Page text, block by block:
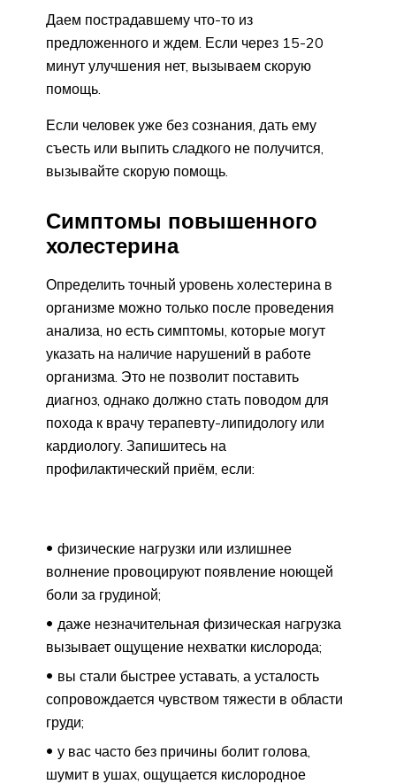
Даем пострадавшему что-то из
предложенного и ждем. Если через 15-20
минут улучшения нет, вызываем скорую
помощь.
Если человек уже без сознания, дать ему
съесть или выпить сладкого не получится,
вызывайте скорую помощь.
Симптомы повышенного
холестерина
Определить точный уровень холестерина в
организме можно только после проведения
анализа, но есть симптомы, которые могут
указать на наличие нарушений в работе
организма. Это не позволит поставить
диагноз, однако должно стать поводом для
похода к врачу терапевту-липидологу или
кардиологу. Запишитесь на
профилактический приём, если:
физические нагрузки или излишнее
волнение провоцируют появление ноющей
боли за грудиной;
даже незначительная физическая нагрузка
вызывает ощущение нехватки кислорода;
вы стали быстрее уставать, а усталость
сопровождается чувством тяжести в области
груди;
у вас часто без причины болит голова,
шумит в ушах, ощущается кислородное